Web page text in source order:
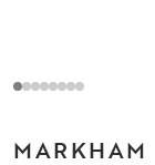
MARKHAM